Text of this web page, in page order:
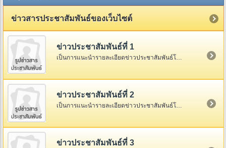
ข่าวสารประชาสัมพันธ์ของเว็บไซต์
ข่าวประชาสัมพันธ์ที่ 1
ข่าวประชาสัมพันธ์ที่ 2
เป็นการแนะนำรายละเอียดข่าวประชาสัมพันธ์โดยย่อ ซึ่งเป็นการเกริ่นนำก่อนดูรายละเอียดทั้งหมด ที่อยู่ด้านใน
ข่าวประชาสัมพันธ์ที่ 3